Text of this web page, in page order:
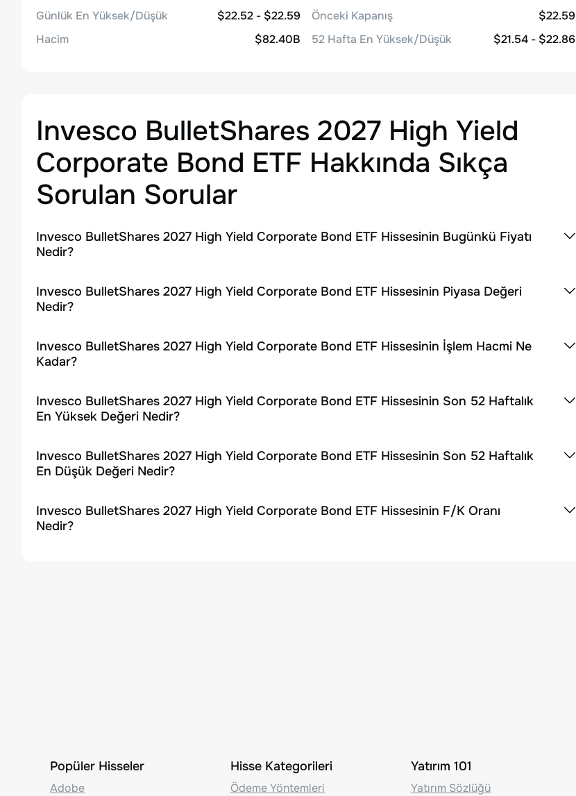
Günlük En Yüksek/Düşük
$22.52 - $22.59
Hacim
$82.40B
Önceki Kapanış
$22.59
52 Hafta En Yüksek/Düşük
$21.54 - $22.86
Invesco BulletShares 2027 High Yield
Corporate Bond ETF Hakkında Sıkça
Sorulan Sorular
Invesco BulletShares 2027 High Yield Corporate Bond ETF Hissesinin Bugünkü Fiyatı
Nedir?
Invesco BulletShares 2027 High Yield Corporate Bond ETF Hissesinin Piyasa Değeri
Nedir?
Invesco BulletShares 2027 High Yield Corporate Bond ETF Hissesinin İşlem Hacmi Ne
Kadar?
Invesco BulletShares 2027 High Yield Corporate Bond ETF Hissesinin Son 52 Haftalık
En Yüksek Değeri Nedir?
Invesco BulletShares 2027 High Yield Corporate Bond ETF Hissesinin Son 52 Haftalık
En Düşük Değeri Nedir?
Invesco BulletShares 2027 High Yield Corporate Bond ETF Hissesinin F/K Oranı
Nedir?
Popüler Hisseler
Adobe
Hisse Kategorileri
Ödeme Yöntemleri
Yatırım 101
Yatırım Sözlüğü